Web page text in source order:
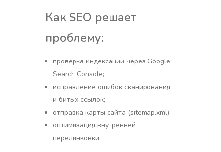
Как SEO решает
проблему:
проверка индексации через Google
Search Console;
исправление ошибок сканирования
и битых ссылок;
отправка карты сайта (sitemap.xml);
оптимизация внутренней
перелинковки.